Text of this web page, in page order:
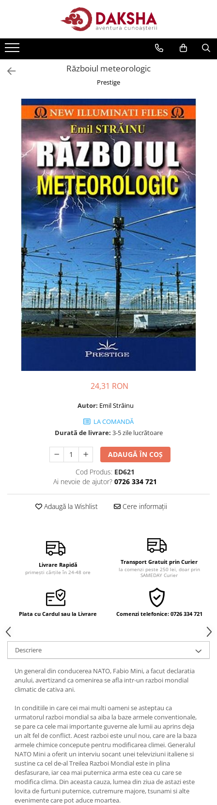
Editura Daksha
Seria Radu Cinamar
Seria David Icke
Seria Immanuel Velikovsky
Dezvăluiri
Spiritualitate
Extratereștrii
OZN
Transformare spirituală
Psihologie
Dezvoltare personală
Astrologie
Știință
Seria Montauk
Mistere
Seria Chico Xavier
Seria Helena Blavatsky
Oracole
Sănătate
Ficțiune
Psihologie practică
Seria Masaru Emoto
Inspiraţie divină
Vindecare spirituală
Viaţa de după moarte
Cristale
Supă de pui pentru suflet
Yoga
Oracol
Spiritualitate şi ştiinţă
Cunoaștere
Războiul meteorologic
Prestige
24,31 RON
Autor: Emil Străinu
LA COMANDĂ
Durată de livrare: 3-5 zile lucrătoare
ADAUGĂ ÎN COȘ
Cod Produs: ED621
Ai nevoie de ajutor? 0726 334 721
Adaugă la Wishlist Cere informații
Livrare Rapidă
primești cărțile în 24-48 ore
Transport Gratuit prin Curier
la comenzi peste 250 lei, doar prin
SAMEDAY Curier
Plata cu Cardul sau la Livrare Comenzi telefonice: 0726 334 721
Descriere
Un general din conducerea NATO, Fabio Mini, a facut declaratia
anului, avertizand ca omenirea se afla intr-un razboi mondial
climatic de cativa ani.
In conditiile in care cei mai multi oameni se asteptau ca
urmatorul razboi mondial sa aiba la baze armele conventionale,
se pare ca cele mai importante guverne ale lumii au aprins deja
un alt fel de conflict. Acest razboi este unul nou, care are la baza
armele chimice concepute pentru modificarea climei. Generalul
NATO Mini a oferit un interviu socant unei televiziuni italiene si
sustine ca cel de-al Treilea Razboi Mondial este in plina
desfasurare, iar cea mai puternica arma este cea cu care se
modifica clima. Din aceasta cauza, lumea din ziua de astazi este
lovita de furtuni puternice, cutremure majore, tsunami si alte
evenimente care pot aduce moartea.